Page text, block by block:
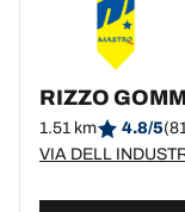
RIZZO
1.51 km 4.8/5
VIA DELL